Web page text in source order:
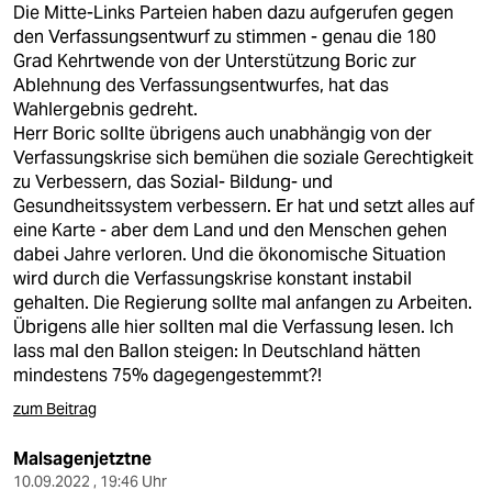
Die Mitte-Links Parteien haben dazu aufgerufen gegen
den Verfassungsentwurf zu stimmen - genau die 180
Grad Kehrtwende von der Unterstützung Boric zur
Ablehnung des Verfassungsentwurfes, hat das
Wahlergebnis gedreht.
Herr Boric sollte übrigens auch unabhängig von der
Verfassungskrise sich bemühen die soziale Gerechtigkeit
zu Verbessern, das Sozial- Bildung- und
Gesundheitssystem verbessern. Er hat und setzt alles auf
eine Karte - aber dem Land und den Menschen gehen
dabei Jahre verloren. Und die ökonomische Situation
wird durch die Verfassungskrise konstant instabil
gehalten. Die Regierung sollte mal anfangen zu Arbeiten.
Übrigens alle hier sollten mal die Verfassung lesen. Ich
lass mal den Ballon steigen: In Deutschland hätten
mindestens 75% dagegengestemmt?!
zum Beitrag
Malsagenjetztne
10.09.2022 , 19:46 Uhr